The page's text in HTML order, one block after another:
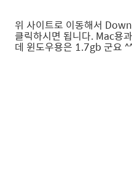
위 사이트로 이동해서
클릭하시면 됩니다. Mac용
데 윈도우용은 1.7gb 군요